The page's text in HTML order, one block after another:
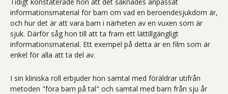
informationsmaterial för barn om vad en beroendesjukdom är,
och hur det är att vara barn i närheten av en vuxen som är
sjuk. Därför såg hon till att ta fram ett lättillgängligt
informationsmaterial. Ett exempel på detta är en film som är
enkel för alla att ta del av.
I sin kliniska roll erbjuder hon samtal med föräldrar utifrån
metoden "föra barn på tal" och samtal med barn från sju år